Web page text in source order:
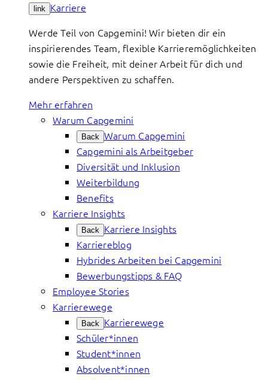
link Karriere
Werde Teil von Capgemini! Wir bieten dir ein
inspirierendes Team, flexible Karrieremöglichkeiten
sowie die Freiheit, mit deiner Arbeit für dich und
andere Perspektiven zu schaffen.
Mehr erfahren
Warum Capgemini
Back Warum Capgemini
Capgemini als Arbeitgeber
Diversität und Inklusion
Weiterbildung
Benefits
Karriere Insights
Back Karriere Insights
Karriereblog
Hybrides Arbeiten bei Capgemini
Bewerbungstipps & FAQ
Employee Stories
Karrierewege
Back Karrierewege
Schüler*innen
Student*innen
Absolvent*innen